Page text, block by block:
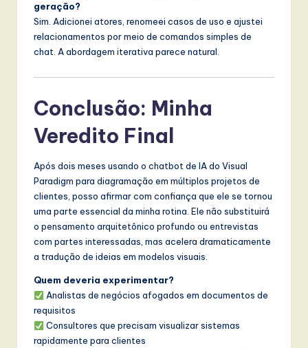
geração?
Sim. Adicionei atores, renomeei casos de uso e ajustei
relacionamentos por meio de comandos simples de
chat. A abordagem iterativa parece natural.
Conclusão: Minha
Veredito Final
Após dois meses usando o chatbot de IA do Visual
Paradigm para diagramação em múltiplos projetos de
clientes, posso afirmar com confiança que ele se tornou
uma parte essencial da minha rotina. Ele não substituirá
o pensamento arquitetônico profundo ou entrevistas
com partes interessadas, mas acelera dramaticamente
a tradução de ideias em modelos visuais.
Quem deveria experimentar?
Analistas de negócios afogados em documentos de
requisitos
Consultores que precisam visualizar sistemas
rapidamente para clientes